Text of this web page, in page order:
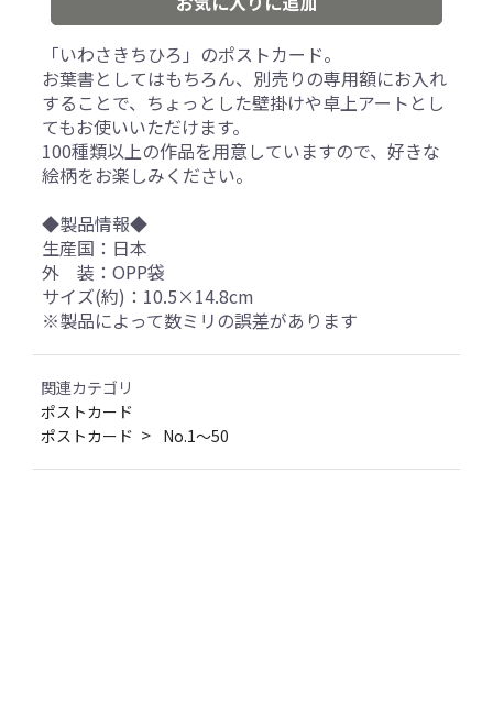
「いわさきちひろ」のポストカード。
お葉書としてはもちろん、別売りの専用額にお入れ
することで、ちょっとした壁掛けや卓上アートとし
てもお使いいただけます。
100種類以上の作品を用意していますので、好きな
絵柄をお楽しみください。
◆製品情報◆
生産国：日本
外 装：OPP袋
サイズ(約)：10.5×14.8cm
※製品によって数ミリの誤差があります
関連カテゴリ
ポストカード
ポストカード
No.1～50